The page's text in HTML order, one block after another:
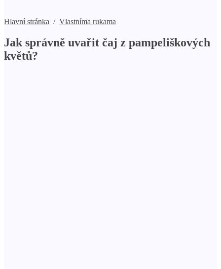
Hlavní stránka / Vlastníma rukama
Jak správně uvařit čaj z pampeliškových
květů?